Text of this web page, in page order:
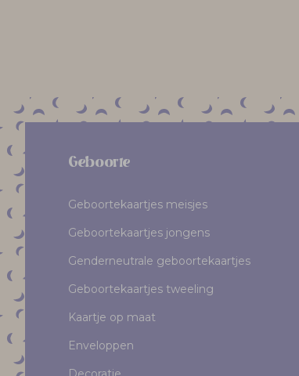
Geboorte
Geboortekaartjes meisjes
Geboortekaartjes jongens
Genderneutrale geboortekaartjes
Geboortekaartjes tweeling
Kaartje op maat
Enveloppen